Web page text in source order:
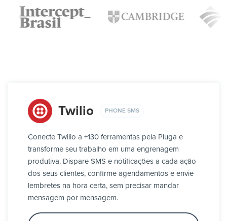
Twilio PHONE SMS
Conecte Twilio a +130 ferramentas pela Pluga e
transforme seu trabalho em uma engrenagem
produtiva. Dispare SMS e notificações a cada ação
dos seus clientes, confirme agendamentos e envie
lembretes na hora certa, sem precisar mandar
mensagem por mensagem.